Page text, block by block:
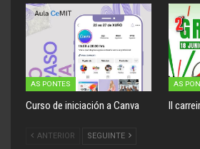
AS PONTES
Curso de iniciación a Canva
AS
II
ANTERIOR SEGUINTE